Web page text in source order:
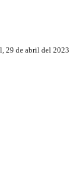
29 de abril del 2023